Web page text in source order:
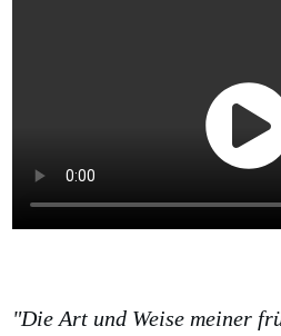
"Die Art und Weise meiner